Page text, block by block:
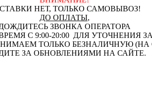
НЕТ, ТОЛЬКО САМОВЫВОЗ!
ДО ОПЛАТЫ,
ЗВОНКА ОПЕРАТОРА
С 9:00-20:00 ДЛЯ УТОЧНЕНИЯ
ТОЛЬКО БЕЗНАЛИЧНУЮ (НА
ЗА ОБНОВЛЕНИЯМИ НА САЙТЕ.